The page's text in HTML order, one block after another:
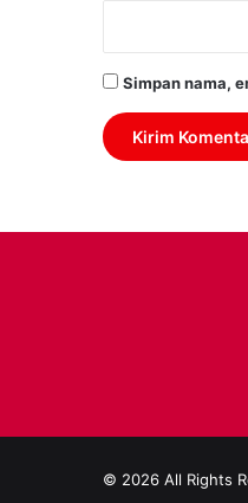
Simpan nama,
© 2026 All Rights